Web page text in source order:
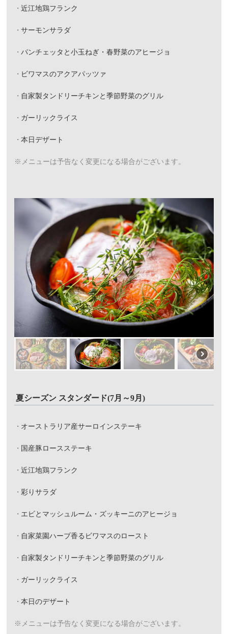
近江地鶏フランク
サーモンサラダ
パンチェッタと小玉ねぎ・春野菜のアヒージョ
ビワマスのアクアパッツァ
自家製タンドリーチキンと季節野菜のグリル
ガーリックライス
本日デザート
※メニューは予告なく変更になる場合がございます。
夏シーズン スタンダード(7月～9月)
オーストラリア産サーロインステーキ
国産豚ロースステーキ
近江地鶏フランク
彩りサラダ
エビとマッシュルーム・ズッキーニのアヒージョ
自家菜園ハーブ香るビワマスのロースト
自家製タンドリーチキンと季節野菜のグリル
ガーリックライス
本日のデザート
※メニューは予告なく変更になる場合がございます。